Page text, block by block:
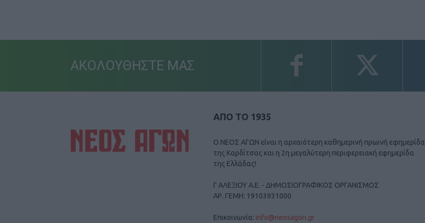
ΑΚΟΛΟΥΘΗΣΤΕ ΜΑΣ
ΑΠΟ ΤΟ 1935
Ο ΝΕΟΣ ΑΓΩΝ είναι η αρχαιότερη καθημερινή πρωινή εφημερίδα
της Καρδίτσας και η 2η μεγαλύτερη περιφερειακή εφημερίδα
της Ελλάδας!
Γ ΑΛΕΞΙΟΥ Α.Ε. - ΔΗΜΟΣΙΟΓΡΑΦΙΚΟΣ ΟΡΓΑΝΙΣΜΟΣ
ΑΡ. ΓΕΜΗ: 19103931000
Επικοινωνία: info@neosagon.gr